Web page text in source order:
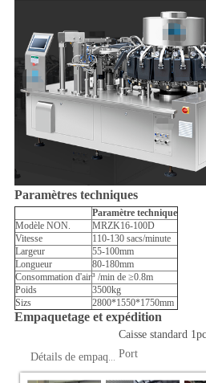
Paramètres techniques
Paramètre technique
Modèle NON.
MRZK16-100D
Vitesse
110-130 sacs/minute
Largeur
55-100mm
Longueur
80-180mm
Consommation d'air³ /min de ≥0.8m
Poids
3500kg
Sizs
2800*1550*1750mm
Empaquetage et expédition
Détails de empaquetage Port